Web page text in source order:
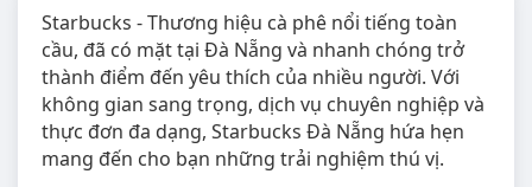
Starbucks - Thương hiệu cà phê nổi tiếng toàn
cầu, đã có mặt tại Đà Nẵng và nhanh chóng trở
thành điểm đến yêu thích của nhiều người. Với
không gian sang trọng, dịch vụ chuyên nghiệp và
thực đơn đa dạng, Starbucks Đà Nẵng hứa hẹn
mang đến cho bạn những trải nghiệm thú vị.